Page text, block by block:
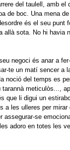
del taulell, amb
de boc. Una mena
és el seu punt
allà sota. No hi havia
negoci és anar a
te un matí sencer a
noció del temps es
meticulòs...,
que li digui un
a les ulleres per
assegurar-se
adoro en totes les